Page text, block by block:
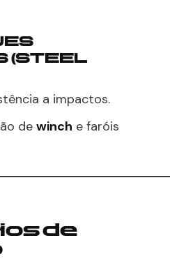
(STEEL
a impactos.
de winch e faróis
de